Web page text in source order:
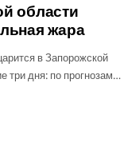
области
жара
в Запорожской
три дня: по прогнозам…